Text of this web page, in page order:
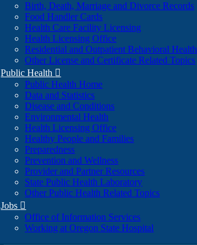
Birth, Death, Marriage and Divorce Records
Food Handler Cards
Health Care Facility Licensing
Health Licensing Office
Residential and Outpatient Behavioral Health
Other License and Certificate Related Topics
Public Health 
Public Health Home
Data and Statistics
Disease and Conditions
Environmental Health
Health Licensing Office
Healthy People and Families
Preparedness
Prevention and Wellness
Provider and Partner Resources
State Public Health Laboratory
Other Public Health Related Topics
Jobs 
Office of Information Services
Working at Oregon State Hospital